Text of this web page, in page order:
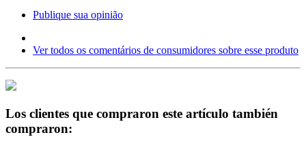
Publique sua opinião
Ver todos os comentários de consumidores sobre esse produto
Los clientes que compraron este artículo también
compraron: